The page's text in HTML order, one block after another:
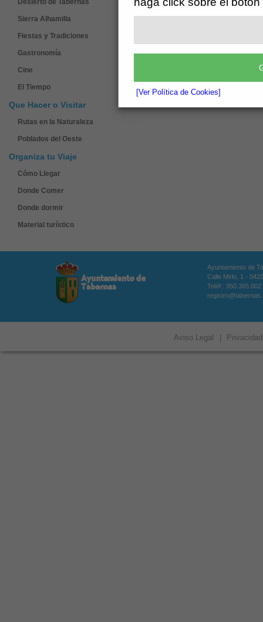
[Ver Política de Cookies]
Desierto de Tabernas
Sierra Alhamilla
Fiestas y Tradiciones
Gastronomía
Cine
El Tiempo
Que Hacer o Visitar
Rutas en la Naturaleza
Poblados del Oeste
Organiza tu Viaje
Cómo Llegar
Donde Comer
Donde dormir
Material turístico
Ayuntamiento de
Calle Mirlo, 1 -
Teléf.:
Aviso Legal Privacidad